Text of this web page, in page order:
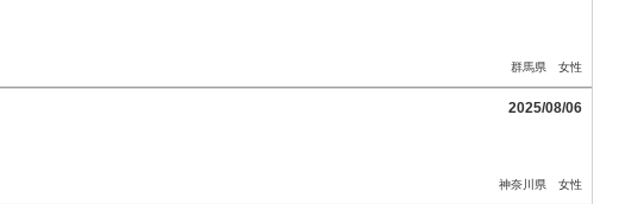
群馬県 女性
2025/08/06
神奈川県 女性